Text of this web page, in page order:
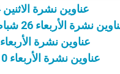
عناوين نشرة الاثنين 24 شباط 2020: صومنا رجاؤنا
نشرة الأربعاء 26 شباط 2020: الدخول في الصحراء
عناوين نشرة الأربعاء 11 آذار 2020: الرب يستجيب
عناوين نشرة الأربعاء 10 حزيران 2020: مصارعة الله